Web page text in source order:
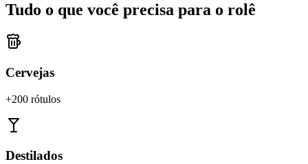
Tudo o que você precisa para o rolê
Cervejas
+200 rótulos
Destilados